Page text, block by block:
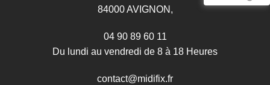
84000 AVIGNON,
04 90 89 60 11
Du lundi au vendredi de 8 à 18 Heures
contact@midifix.fr